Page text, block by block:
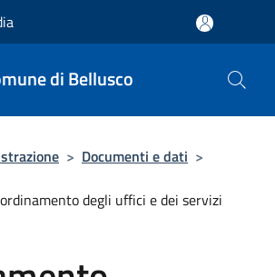
di Bellusco
> Documenti e dati >
degli uffici e dei servizi